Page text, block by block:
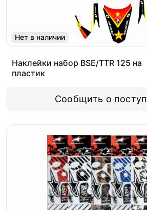
Нет в наличии
Наклейки набор BSE/TTR 125 на
пластик
Сообщить о